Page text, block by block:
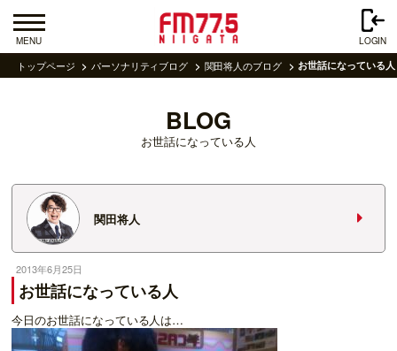
MENU LOGIN
トップページ パーソナリティブログ 関田将人のブログ お世話になっている人
BLOG
お世話になっている人
関田将人
2013年6月25日
お世話になっている人
今日のお世話になっている人は…